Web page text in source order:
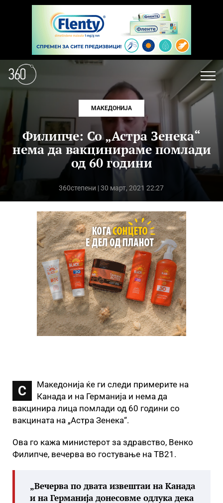
МАКЕДОНИЈА
Филипче: Со „Астра Зенека“
нема да вакцинираме помлади
од 60 години
360степени | 30 март, 2021 22:27
С
Македонија ќе ги следи примерите на
Канада и на Германија и нема да
вакцинира лица помлади од 60 години со
вакцината на „Астра Зенека“.
Ова го кажа министерот за здравство, Венко
Филипче, вечерва во гостување на ТВ21.
„Вечерва по двата извештаи на Канада
и на Германија донесовме одлука дека